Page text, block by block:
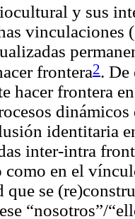
y sus
vinculaciones
frontera2. De
hacer frontera
identitaria
inter-intra
en el
que se
“nosotros”/